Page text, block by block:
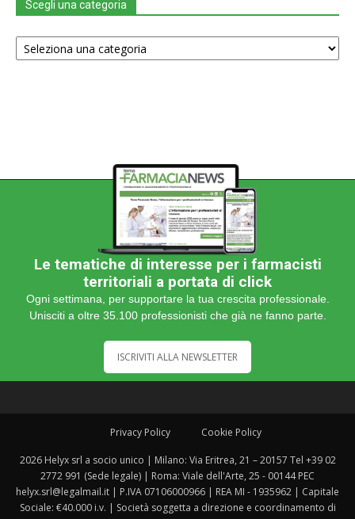
Scegli una categoria
Scegli
una
Le tematiche di interesse per i farmacisti
territoriali a portata di click
Ogni settimana, per supportare la tua crescita professionale.
Unisciti a oltre 35.100 professionisti che già ne fanno parte.
ISCRIVITI ALLA NEWSLETTER
Privacy Policy Cookie Policy
2026 Helyx srl a socio unico | Milano: Via Eritrea, 21 – 20157 Tel +39 02
2772 991 (Sede legale) | Roma: Viale dell'Arte, 25 - 00144 PEC
helyx.srl@legalmail.it | P.IVA 07106000966 | REA MI - 1935962 | Capitale
Sociale: €40.000 i.v. | Società soggetta a direzione e coordinamento di